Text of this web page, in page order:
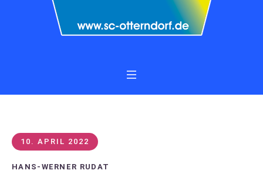
10. APRIL 2022
HANS-WERNER RUDAT